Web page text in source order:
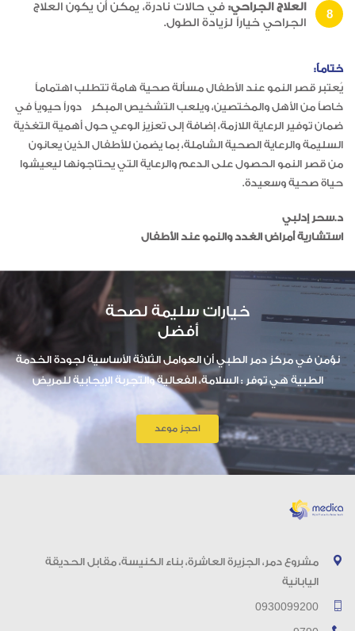
العلاج الجراحي: في حالات نادرة، يمكن أن يكون العلاج
الجراحي خياراً لزيادة الطول.
ختاماً:
يُعتبر قصر النمو عند الأطفال مسألة صحية هامة تتطلب اهتماماً
خاصاً من الأهل والمختصين، ويلعب التشخيص المبكر دوراً حيوياُ في
ضمان توفير الرعاية اللازمة، إضافة إلى تعزيز الوعي حول أهمية التغذية
السليمة والرعاية الصحية الشاملة، بما يضمن للأطفال الذين يعانون
من قصر النمو الحصول على الدعم والرعاية التي يحتاجونها ليعيشوا
حياة صحية وسعيدة.
د.سحر إدلبي
استشارية أمراض الغدد والنمو عند الأطفال
خيارات سليمة لصحة
أفضل
نؤمن في مركز دمر الطبي أن العوامل الثلاثة الأساسية لجودة الخدمة
الطبية هي توفر : السلامة، الفعالية والتجربة الإيجابية للمريض
احجز موعد
مشروع دمر، الجزيرة العاشرة، بناء الكنيسة، مقابل الحديقة
اليابانية
0930099200